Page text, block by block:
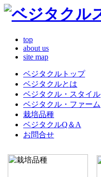
top
about us
site map
ベジタクルトップ
ベジタクルとは
ベジタクル・スタイル
ベジタクル・ファーム
栽培品種
ベジタクルQ＆A
お問合せ